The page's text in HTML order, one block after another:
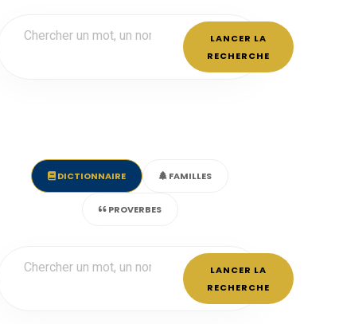
LANCER LA
RECHERCHE
DICTIONNAIRE FAMILLES
PROVERBES
LANCER LA
RECHERCHE